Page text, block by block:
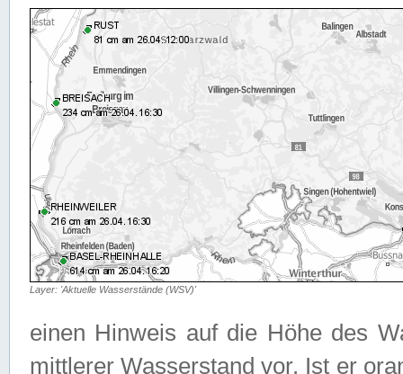
Layer: 'Aktuelle Wasserstände (WSV)'
einen Hinweis auf die Höhe des
mittlerer Wasserstand vor. Ist er